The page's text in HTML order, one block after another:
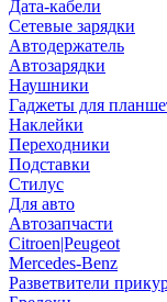
Дата-кабели
Сетевые зарядки
Автодержатель
Автозарядки
Наушники
Гаджеты для
Наклейки
Переходники
Подставки
Стилус
Для авто
Автозапчасти
Citroen|Peugeot
Mercedes-Benz
Разветвители